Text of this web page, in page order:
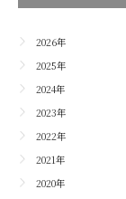
2026年
2025年
2024年
2023年
2022年
2021年
2020年